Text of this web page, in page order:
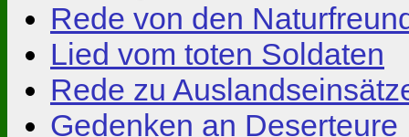
Rede von den
Lied vom toten Soldaten
Rede zu
Gedenken an Deserteure